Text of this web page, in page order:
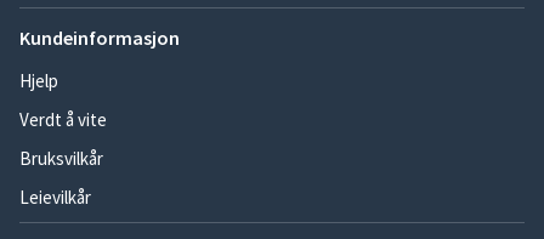
Kundeinformasjon
Hjelp
Verdt å vite
Bruksvilkår
Leievilkår